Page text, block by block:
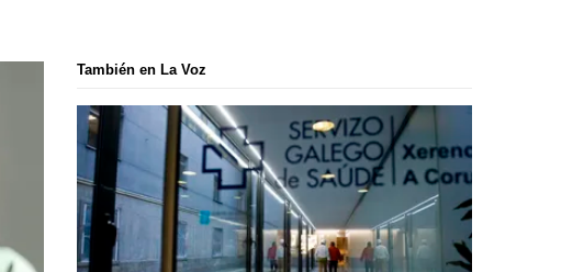
También en La Voz